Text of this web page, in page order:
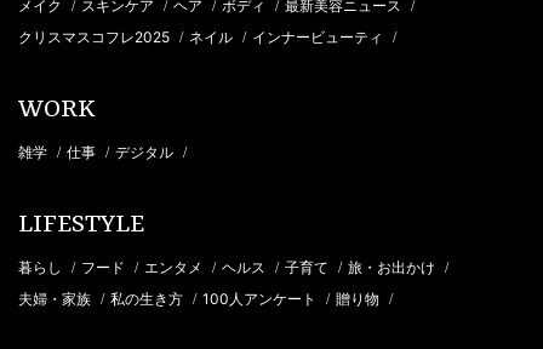
メイク / スキンケア / ヘア / ボディ / 最新美容ニュース /
クリスマスコフレ2025 / ネイル / インナービューティ /
WORK
雑学 / 仕事 / デジタル /
LIFESTYLE
暮らし / フード / エンタメ / ヘルス / 子育て / 旅・お出かけ /
夫婦・家族 / 私の生き方 / 100人アンケート / 贈り物 /